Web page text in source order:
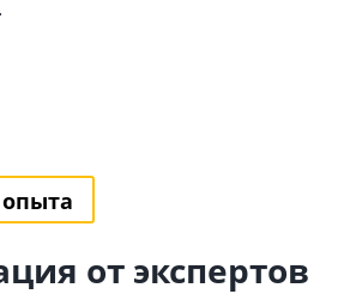
от экспертов